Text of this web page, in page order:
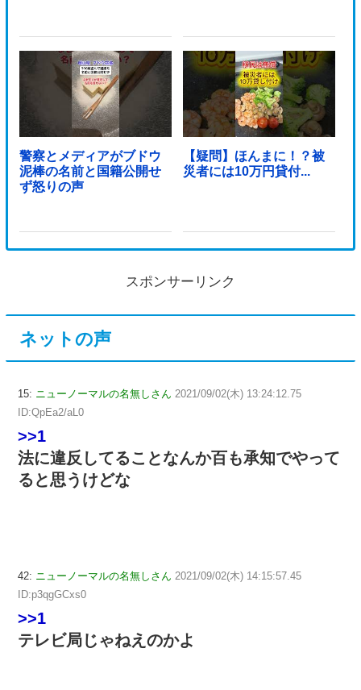
警察とメディアがブドウ
泥棒の名前と国籍公開せ
ず怒りの声
【疑問】ほんまに！？被
災者には10万円貸付...
スポンサーリンク
ネットの声
15: ニューノーマルの名無しさん 2021/09/02(木) 13:24:12.75
ID:QpEa2/aL0
>>1
法に違反してることなんか百も承知でやって
ると思うけどな
42: ニューノーマルの名無しさん 2021/09/02(木) 14:15:57.45
ID:p3qgGCxs0
>>1
テレビ局じゃねえのかよ